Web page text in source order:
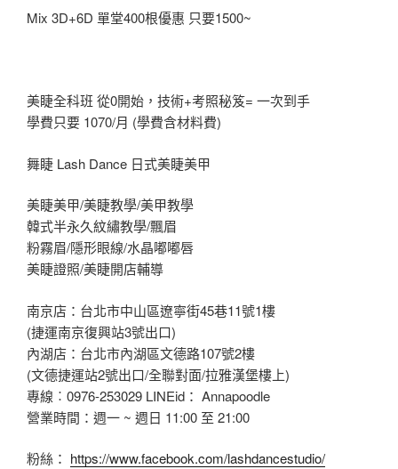
Mix 3D+6D 單堂400根優惠 只要1500~
美睫全科班 從0開始，技術+考照秘笈= 一次到手
學費只要 1070/月 (學費含材料費)
舞睫 Lash Dance 日式美睫美甲
美睫美甲/美睫教學/美甲教學
韓式半永久紋繡教學/飄眉
粉霧眉/隱形眼線/水晶嘟嘟唇
美睫證照/美睫開店輔導
南京店：台北市中山區遼寧街45巷11號1樓
(捷運南京復興站3號出口)
內湖店：台北市內湖區文德路107號2樓
(文德捷運站2號出口/全聯對面/拉雅漢堡樓上)
專線︰0976-253029 LINEid： Annapoodle
營業時間：週一 ~ 週日 11:00 至 21:00
粉絲： https://www.facebook.com/lashdancestudio/